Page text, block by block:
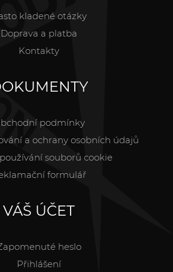
kladené otázky
Doprava a platba
Kontakty
podmínky
a ochrany osobních údajů
souborů cookie
formulář
VÁŠ ÚČET
heslo
Přihlášení